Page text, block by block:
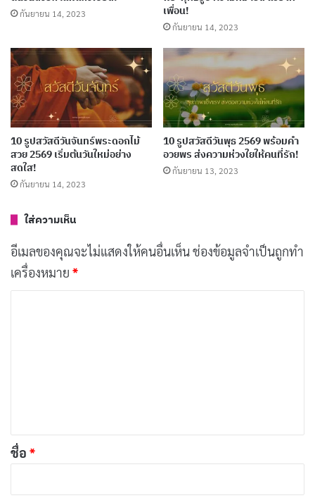
กันยายน 14, 2023
เพื่อน!
กันยายน 14, 2023
10 รูปสวัสดีวันจันทร์พระดอกไม้
สวย 2569 เริ่มต้นวันใหม่อย่าง
สดใส!
กันยายน 14, 2023
10 รูปสวัสดีวันพุธ 2569 พร้อมคํา
อวยพร ส่งความห่วงใยให้คนที่รัก!
กันยายน 13, 2023
ใส่ความเห็น
อีเมลของคุณจะไม่แสดงให้คนอื่นเห็นช่องข้อมูลจำเป็นถูกทำ
เครื่องหมาย *
*
ชื่อ *